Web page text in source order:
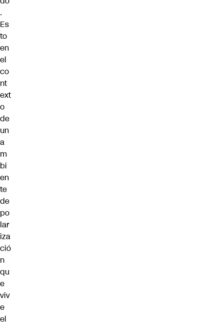
.
Es
to
en
el
co
nt
ext
o
de
un
a
m
bi
en
te
de
po
lar
iza
ció
n
qu
e
viv
e
el